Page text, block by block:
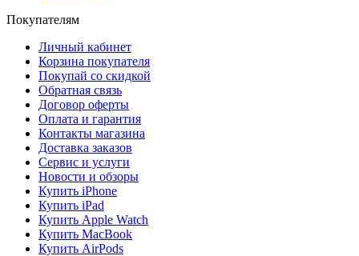
Покупателям
Личный кабинет
Корзина покупателя
Покупай со скидкой
Обратная связь
Договор оферты
Оплата и гарантия
Контакты магазина
Доставка заказов
Сервис и услуги
Новости и обзоры
Купить iPhone
Купить iPad
Купить Apple Watch
Купить MacBook
Купить AirPods